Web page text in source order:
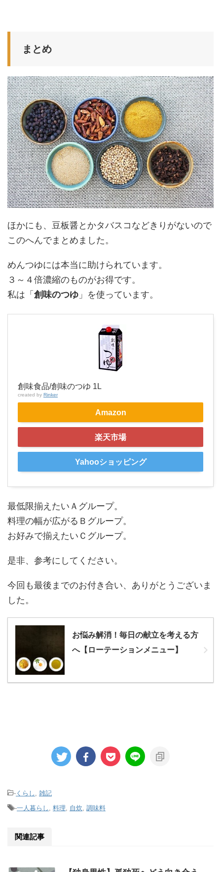
まとめ
ほかにも、豆板醤とかタバスコなどきりがないので
このへんでまとめました。
めんつゆには本当に助けられています。
３～４倍濃縮のものがお得です。
私は「 創味のつゆ 」を使っています。
創味食品/創味のつゆ 1L
created by Rinker
Amazon
楽天市場
Yahooショッピング
最低限揃えたいＡグループ。
料理の幅が広がるＢグループ。
お好みで揃えたいＣグループ。
是非、参考にしてください。
今回も最後までのお付き合い、ありがとうございま
した。
お悩み解消！毎日の献立を考える方
へ【ローテーションメニュー】
- くらし
雑記
-一人暮らし 料理 自炊 調味料
関連記事